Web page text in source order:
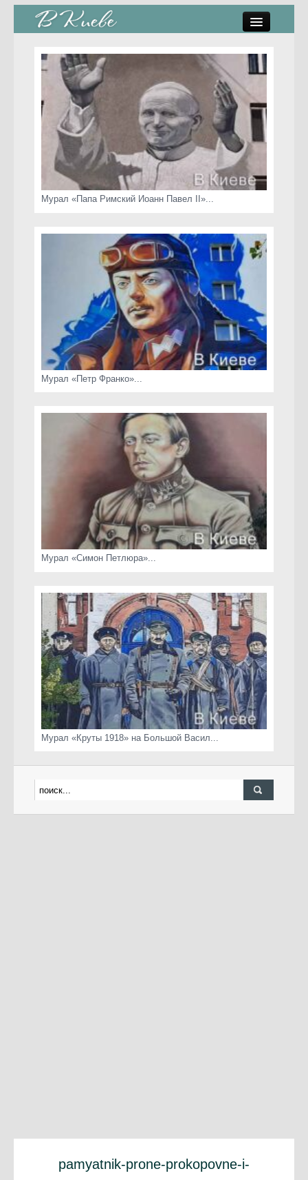
стрит-арт
коты Киева
скамейки
часы Киева
Мурал «Папа Римский Иоанн Павел II»...
Мурал «Петр Франко»...
Мурал «Симон Петлюра»...
Мурал «Круты 1918» на Большой Васил...
pamyatnik-prone-prokopovne-i-